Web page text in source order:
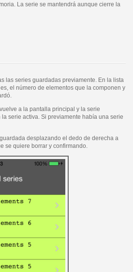
La serie se mantendrá aunque cierre la
las series guardadas previamente. En la lista
el número de elementos que la componen y
a la pantalla principal y la serie
serie activa. Si previamente había una serie
desplazando el dedo de derecha a
se quiere borrar y confirmando.